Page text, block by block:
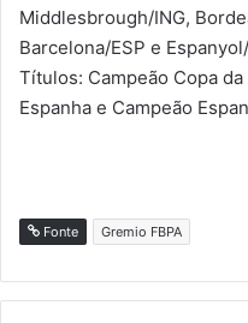
Middlesbrough/ING,
Barcelona/ESP e
Títulos: Campeão Copa
Espanha e Campeão
Fonte Gremio FBPA